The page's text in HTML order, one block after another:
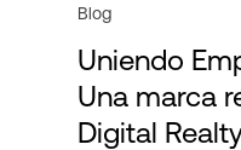
Acerca de
Blog
Uniendo
Una marca
Digital